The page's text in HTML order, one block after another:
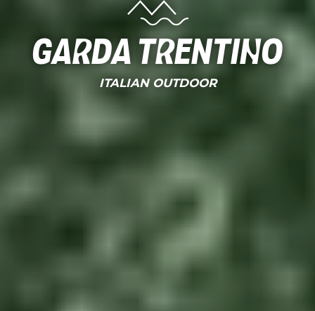
Garda Trentino
ITALIAN OUTDOOR